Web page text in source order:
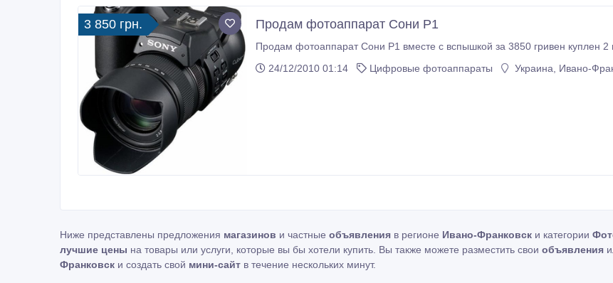
3 850 грн. Продам фотоаппарат Сони Р1
Продам фотоаппарат
24/12/2010 01:14
Цифровые фотоаппараты Украина, Ивано-
Ниже представлены предложения магазинов и частные объявления в регионе Ивано-Франковск и категории
лучшие цены на товары или услуги, которые вы бы хотели купить. Вы также можете разместить свои объявления
Франковск и создать свой мини-сайт в течение нескольких минут.